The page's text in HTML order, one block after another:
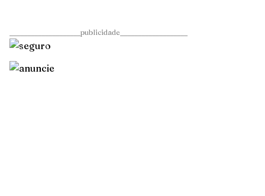
____________________publicidade___________________